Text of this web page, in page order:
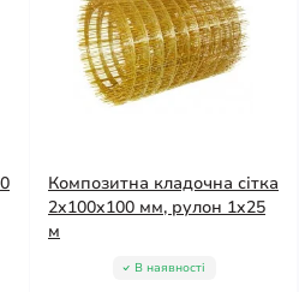
Композитна кладочна сітка
2x100x100 мм, рулон 1x25
м
В наявності